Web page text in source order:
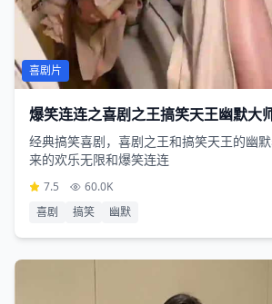
喜剧片
爆笑连连之喜剧之王搞笑天王幽默大
经典搞笑喜剧，喜剧之王和搞笑天王的幽
来的欢乐无限和爆笑连连
7.5 60.0K
喜剧
搞笑 幽默